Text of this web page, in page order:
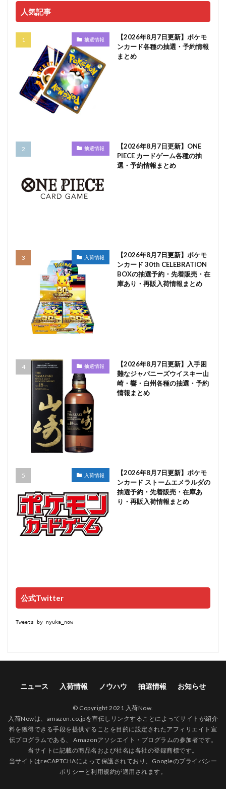
人気記事
抽選情報
【2026年8月7日更新】ポケモ
ンカード各種の抽選・予約情報
まとめ
抽選情報
【2026年8月7日更新】ONE
PIECE カードゲーム各種の抽
選・予約情報まとめ
入荷情報
【2026年8月7日更新】ポケモ
ンカード 30th CELEBRATION
BOXの抽選予約・先着販売・在
庫あり・再販入荷情報まとめ
抽選情報
【2026年8月7日更新】入手困
難なジャパニーズウイスキー山
崎・響・白州各種の抽選・予約
情報まとめ
入荷情報
【2026年8月7日更新】ポケモ
ンカード ストームエメラルダの
抽選予約・先着販売・在庫あ
り・再販入荷情報まとめ
公式Twitter
Tweets by nyuka_now
ニュース 入荷情報 ノウハウ 抽選情報 お知らせ
© Copyright 2021 入荷Now.
入荷Nowは、amazon.co.jpを宣伝しリンクすることによってサイトが紹介
料を獲得できる手段を提供することを目的に設定されたアフィリエイト宣
伝プログラムである、 Amazonアソシエイト・プログラムの参加者です。
当サイトに記載の商品名および社名は各社の登録商標です。
当サイトはreCAPTCHAによって保護されており、Googleのプライバシー
ポリシー と利用規約が適用されます。